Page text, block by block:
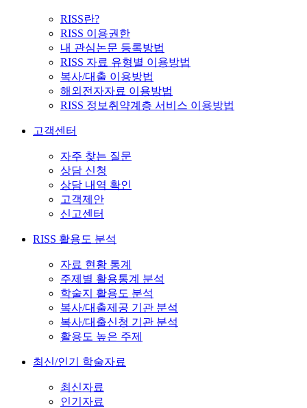
RISS란?
RISS 이용권한
내 관심논문 등록방법
RISS 자료 유형별 이용방법
복사/대출 이용방법
해외전자자료 이용방법
RISS 정보취약계층 서비스 이용방법
고객센터
자주 찾는 질문
상담 신청
상담 내역 확인
고객제안
신고센터
RISS 활용도 분석
자료 현황 통계
주제별 활용통계 분석
학술지 활용도 분석
복사/대출제공 기관 분석
복사/대출신청 기관 분석
활용도 높은 주제
최신/인기 학술자료
최신자료
인기자료